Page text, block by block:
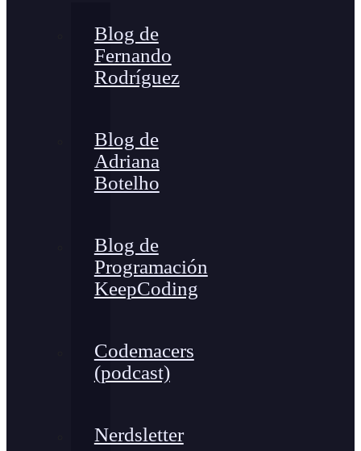
Blog de
Fernando
Rodríguez
Blog de
Adriana
Botelho
Blog de
Programación
KeepCoding
Codemacers
(podcast)
Nerdsletter